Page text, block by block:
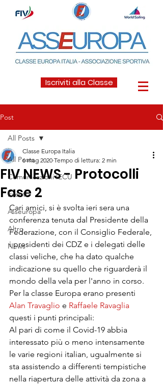
Iscriviti alla Classe
Post
All Posts
Comunicazioni IECU
Eventi
Asseuropa
Altro
News
All Posts
FIV NEWS - Protocolli
Fase 2
Classe Europa Italia
6 mag 2020 Tempo di lettura: 2 min
Cari amici, si è svolta ieri sera una
conferenza tenuta dal Presidente della
Federazione, con il Consiglio Federale,
i presidenti dei CDZ e i delegati delle
classi veliche, che ha dato qualche
indicazione su quello che riguarderà il
mondo della vela per l'anno in corso.
Per la classe Europa erano presenti
Alan Travaglio e Raffaele Ravaglia
questi i punti principali:
Al pari di come il Covid-19 abbia
interessato più o meno intensamente
le varie regioni italian, ugualmente si
sta assistendo a differenti tempistiche
nella riapertura delle attività da zona a